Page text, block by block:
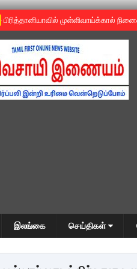
»பிரித்தானியாவில் முள்ளிவாய்க்கால்
இலங்கை செய்திகள்